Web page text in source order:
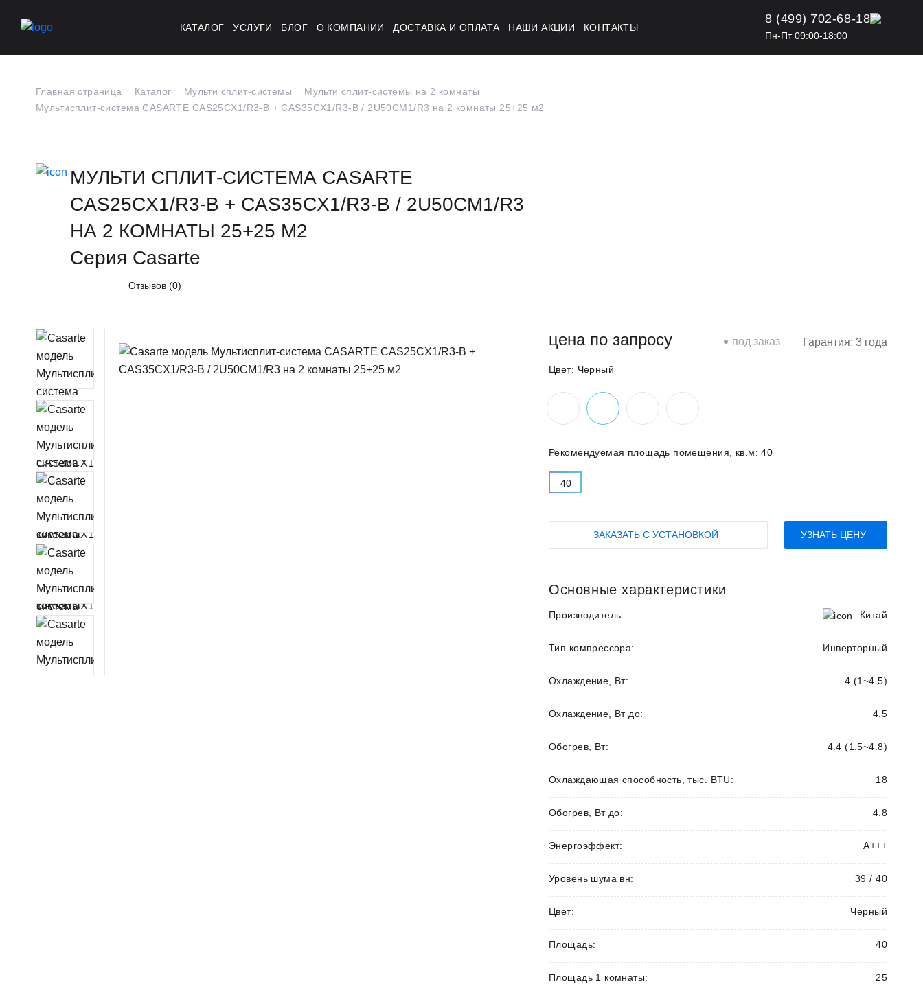
КАТАЛОГ УСЛУГИ БЛОГ О КОМПАНИИ ДОСТАВКА И ОПЛАТА НАШИ АКЦИИ КОНТАКТЫ
8 (499) 702-68-18
Пн-Пт 09:00-18:00
Главная страница Каталог Мульти сплит-системы
Мульти сплит-системы на 2 комнаты
Мультисплит-система CASARTE CAS25CX1/R3-B + CAS35CX1/R3-B / 2U50CM1/R3 на 2 комнаты 25+25 м2
МУЛЬТИ СПЛИТ-СИСТЕМА CASARTE
CAS25CX1/R3-B + CAS35CX1/R3-B / 2U50CM1/R3
НА 2 КОМНАТЫ 25+25 М2
Серия Casarte
Отзывов (0)
цена по запросу под заказ Гарантия: 3 года
Цвет: Черный
Рекомендуемая площадь помещения, кв.м:40
40
ЗАКАЗАТЬ С УСТАНОВКОЙ УЗНАТЬ ЦЕНУ
Основные характеристики
Производитель: Китай
Тип компрессора: Инверторный
Охлаждение, Вт: 4 (1~4.5)
Охлаждение, Вт до: 4.5
Обогрев, Вт: 4.4 (1.5~4.8)
Охлаждающая способность, тыс. BTU: 18
Обогрев, Вт до: 4.8
Энергоэффект: А+++
Уровень шума вн: 39 / 40
Цвет: Черный
Площадь: 40
Площадь 1 комнаты: 25